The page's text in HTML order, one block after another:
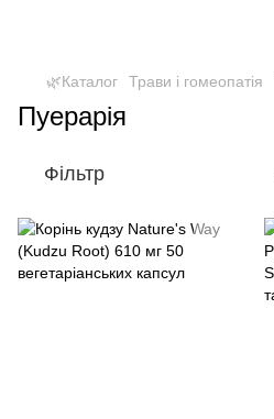
🌿Каталог Трави і гомеопатія
Пуерарія
Фільтр